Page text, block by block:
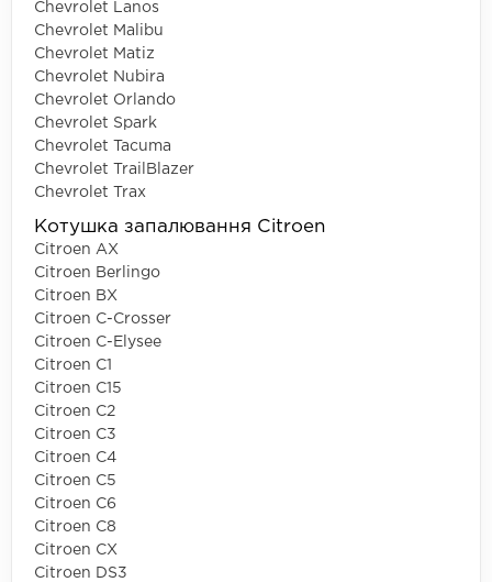
Chevrolet Lanos
Chevrolet Malibu
Chevrolet Matiz
Chevrolet Nubira
Chevrolet Orlando
Chevrolet Spark
Chevrolet Tacuma
Chevrolet TrailBlazer
Chevrolet Trax
Котушка запалювання Citroen
Citroen AX
Citroen Berlingo
Citroen BX
Citroen C-Crosser
Citroen C-Elysee
Citroen C1
Citroen C15
Citroen C2
Citroen C3
Citroen C4
Citroen C5
Citroen C6
Citroen C8
Citroen CX
Citroen DS3